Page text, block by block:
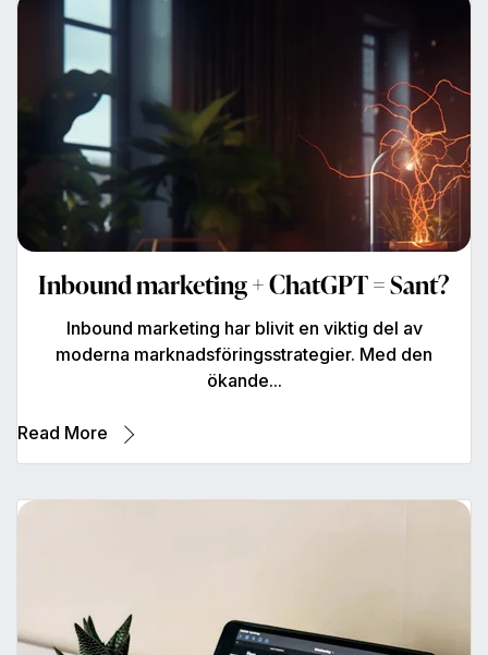
Inbound marketing + ChatGPT = Sant?
Inbound marketing har blivit en viktig del av
moderna marknadsföringsstrategier. Med den
ökande...
Read More